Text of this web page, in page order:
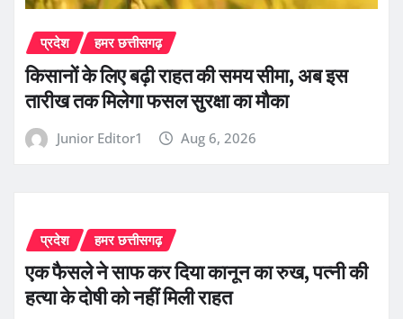
प्रदेश हमर छत्तीसगढ़
किसानों के लिए बढ़ी राहत की समय सीमा, अब इस
तारीख तक मिलेगा फसल सुरक्षा का मौका
Junior Editor1 Aug 6, 2026
प्रदेश हमर छत्तीसगढ़
एक फैसले ने साफ कर दिया कानून का रुख, पत्नी की
हत्या के दोषी को नहीं मिली राहत